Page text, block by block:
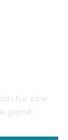
für eine
gerne!